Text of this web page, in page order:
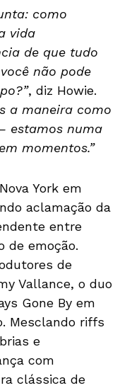
como
vida
de que tudo
não pode
, diz Howie.
a maneira como
estamos numa
momentos.”
York em
aclamação da
entre
de emoção.
de
Vallance, o duo
Gone By em
Mesclando riffs
e
com
clássica de